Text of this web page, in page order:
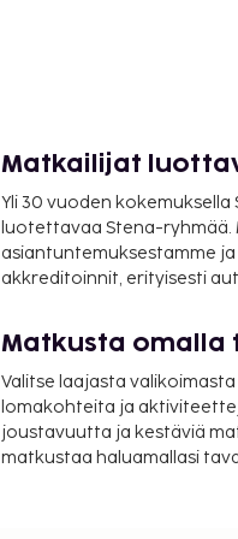
Matkailijat
Yli 30 vuoden
luotettavaa Stena-
asiantuntemuksestamme
akkreditoinnit, erityisesti
Matkusta omalla
Valitse laajasta
lomakohteita ja
joustavuutta ja kestäviä
matkustaa haluamallasi